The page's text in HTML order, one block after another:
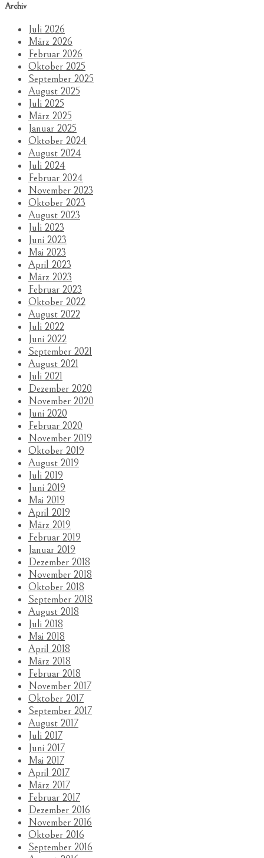
Archiv
Juli 2026
März 2026
Februar 2026
Oktober 2025
September 2025
August 2025
Juli 2025
März 2025
Januar 2025
Oktober 2024
August 2024
Juli 2024
Februar 2024
November 2023
Oktober 2023
August 2023
Juli 2023
Juni 2023
Mai 2023
April 2023
März 2023
Februar 2023
Oktober 2022
August 2022
Juli 2022
Juni 2022
September 2021
August 2021
Juli 2021
Dezember 2020
November 2020
Juni 2020
Februar 2020
November 2019
Oktober 2019
August 2019
Juli 2019
Juni 2019
Mai 2019
April 2019
März 2019
Februar 2019
Januar 2019
Dezember 2018
November 2018
Oktober 2018
September 2018
August 2018
Juli 2018
Mai 2018
April 2018
März 2018
Februar 2018
November 2017
Oktober 2017
September 2017
August 2017
Juli 2017
Juni 2017
Mai 2017
April 2017
März 2017
Februar 2017
Dezember 2016
November 2016
Oktober 2016
September 2016